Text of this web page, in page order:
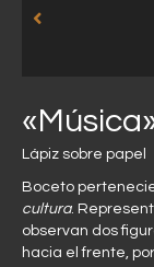
Lápiz sobre papel
Boceto
cultura.
observan dos
hacia el frente,